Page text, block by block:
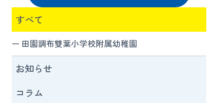
すべて
田園調布雙葉小学校附属幼稚園
お知らせ
コラム